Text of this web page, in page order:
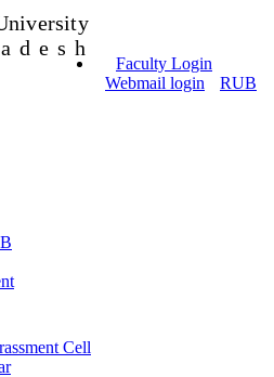
Faculty Login
Webmail login
RUB
Cell